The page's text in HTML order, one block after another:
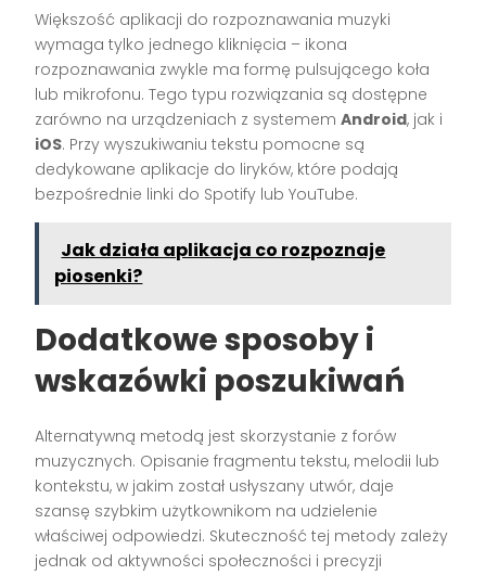
Większość aplikacji do rozpoznawania muzyki
wymaga tylko jednego kliknięcia – ikona
rozpoznawania zwykle ma formę pulsującego koła
lub mikrofonu. Tego typu rozwiązania są dostępne
zarówno na urządzeniach z systememAndroid, jak i
iOS. Przy wyszukiwaniu tekstu pomocne są
dedykowane aplikacje do liryków, które podają
bezpośrednie linki do Spotify lub YouTube.
Jak działa aplikacja co rozpoznaje
piosenki?
Dodatkowe sposoby i
wskazówki poszukiwań
Alternatywną metodą jest skorzystanie z forów
muzycznych. Opisanie fragmentu tekstu, melodii lub
kontekstu, w jakim został usłyszany utwór, daje
szansę szybkim użytkownikom na udzielenie
właściwej odpowiedzi. Skuteczność tej metody zależy
jednak od aktywności społeczności i precyzji